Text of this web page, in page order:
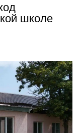
школе